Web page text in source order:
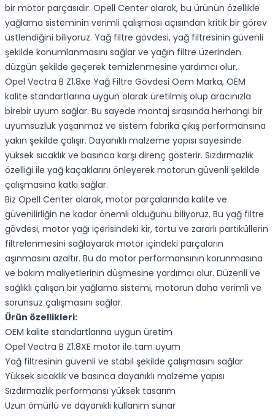
bir motor parçasıdır. Opell Center olarak, bu ürünün özellikle
yağlama sisteminin verimli çalışması açısından kritik bir görev
üstlendiğini biliyoruz. Yağ filtre gövdesi, yağ filtresinin güvenli
şekilde konumlanmasını sağlar ve yağın filtre üzerinden
düzgün şekilde geçerek temizlenmesine yardımcı olur.
Opel Vectra B Z1.8xe Yağ Filtre Gövdesi Oem Marka, OEM
kalite standartlarına uygun olarak üretilmiş olup aracınızla
birebir uyum sağlar. Bu sayede montaj sırasında herhangi bir
uyumsuzluk yaşanmaz ve sistem fabrika çıkış performansına
yakın şekilde çalışır. Dayanıklı malzeme yapısı sayesinde
yüksek sıcaklık ve basınca karşı direnç gösterir. Sızdırmazlık
özelliği ile yağ kaçaklarını önleyerek motorun güvenli şekilde
çalışmasına katkı sağlar.
Biz Opell Center olarak, motor parçalarında kalite ve
güvenilirliğin ne kadar önemli olduğunu biliyoruz. Bu yağ filtre
gövdesi, motor yağı içerisindeki kir, tortu ve zararlı partiküllerin
filtrelenmesini sağlayarak motor içindeki parçaların
aşınmasını azaltır. Bu da motor performansının korunmasına
ve bakım maliyetlerinin düşmesine yardımcı olur. Düzenli ve
sağlıklı çalışan bir yağlama sistemi, motorun daha verimli ve
sorunsuz çalışmasını sağlar.
Ürün özellikleri:
OEM kalite standartlarına uygun üretim
Opel Vectra B Z1.8XE motor ile tam uyum
Yağ filtresinin güvenli ve stabil şekilde çalışmasını sağlar
Yüksek sıcaklık ve basınca dayanıklı malzeme yapısı
Sızdırmazlık performansı yüksek tasarım
Uzun ömürlü ve dayanıklı kullanım sunar